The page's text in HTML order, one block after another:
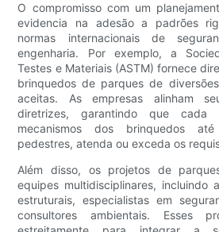
O compromisso com um
evidencia na adesão a padrões
normas internacionais de
engenharia. Por exemplo, a
Testes e Materiais (ASTM) fornece
brinquedos de parques de
aceitas. As empresas alinham
diretrizes, garantindo que cada
mecanismos dos brinquedos
pedestres, atenda ou exceda os
Além disso, os projetos de
equipes multidisciplinares, incluindo
estruturais, especialistas em
consultores ambientais. Esses